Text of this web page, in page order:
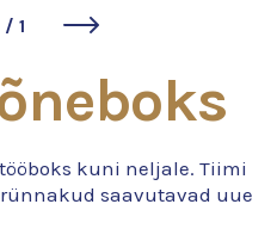
/ 1
kuni neljale. Tiimi
saavutavad uue